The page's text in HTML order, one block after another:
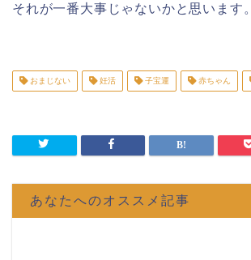
それが一番大事じゃないかと思います。
おまじない 妊活 子宝運 赤ちゃん
あなたへのオススメ記事